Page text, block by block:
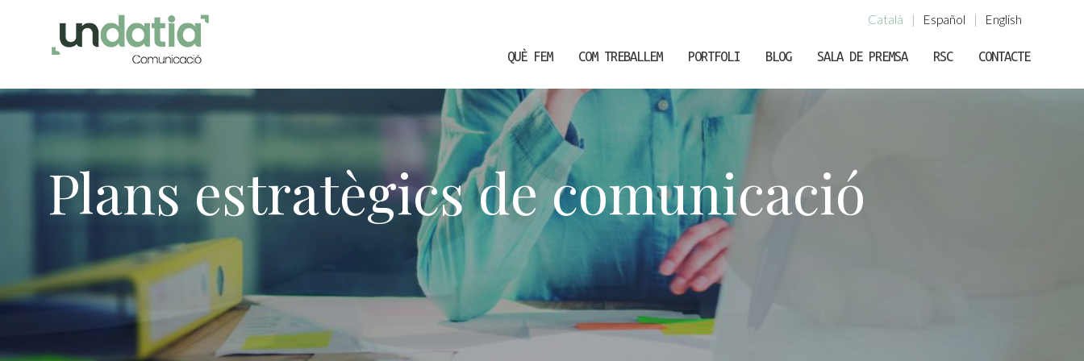
Català | Español | English
QUÈ FEM COM TREBALLEM PORTFOLI BLOG SALA DE PREMSA RSC CONTACTE
Plans estratègics de comunicació
Modificar cookies
Tècniques i funcionals